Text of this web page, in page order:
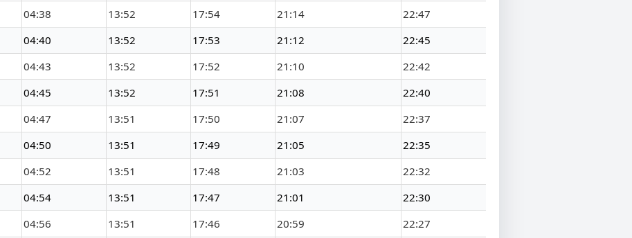
04:38 13:52 17:54 21:14
22:47
04:40 13:52 17:53 21:12
22:45
04:43 13:52 17:52 21:10
22:42
04:45 13:52 17:51 21:08
22:40
04:47 13:51 17:50 21:07
22:37
04:50 13:51 17:49 21:05
22:35
04:52 13:51 17:48 21:03
22:32
04:54 13:51 17:47 21:01
22:30
04:56 13:51 17:46 20:59
22:27